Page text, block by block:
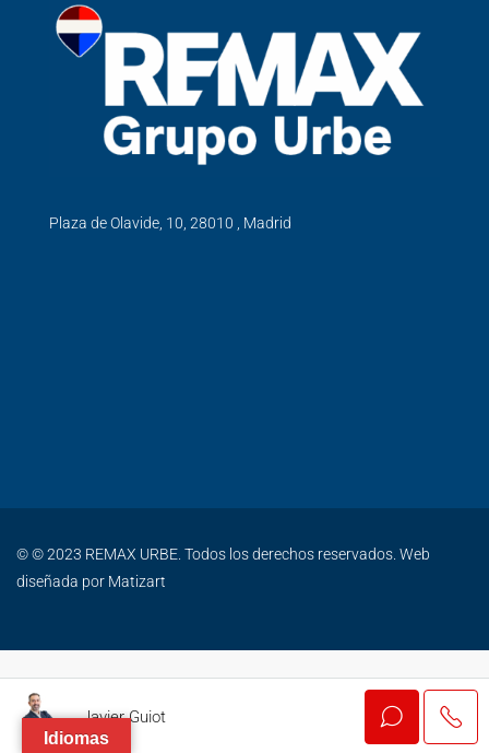
Plaza de Olavide, 10, 28010 , Madrid
© © 2023 REMAX URBE. Todos los derechos reservados. Web
diseñada por Matizart
Javier Guiot
Idiomas